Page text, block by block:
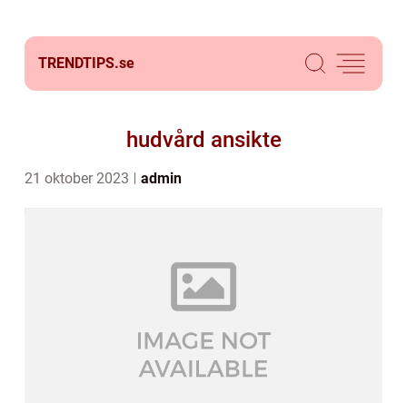
TRENDTIPS.se
hudvård ansikte
21 oktober 2023 admin